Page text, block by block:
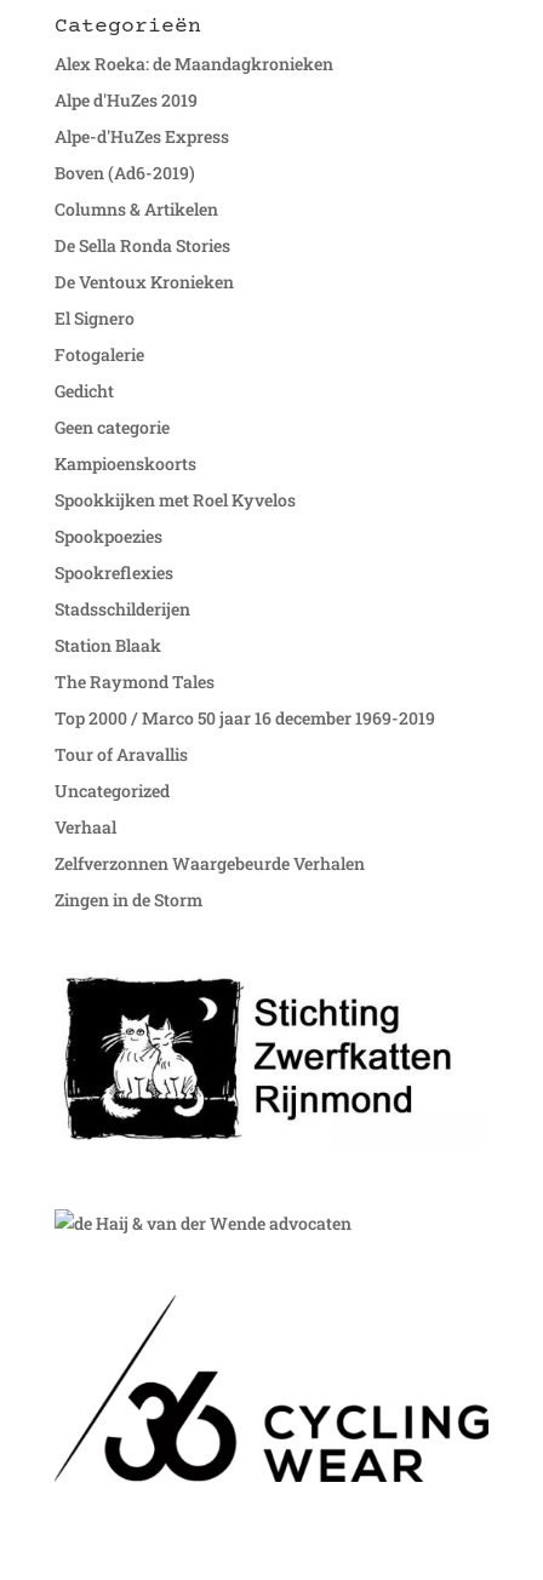
Categorieën
Alex Roeka: de Maandagkronieken
Alpe d'HuZes 2019
Alpe-d'HuZes Express
Boven (Ad6-2019)
Columns & Artikelen
De Sella Ronda Stories
De Ventoux Kronieken
El Signero
Fotogalerie
Gedicht
Geen categorie
Kampioenskoorts
Spookkijken met Roel Kyvelos
Spookpoezies
Spookreflexies
Stadsschilderijen
Station Blaak
The Raymond Tales
Top 2000 / Marco 50 jaar 16 december 1969-2019
Tour of Aravallis
Uncategorized
Verhaal
Zelfverzonnen Waargebeurde Verhalen
Zingen in de Storm